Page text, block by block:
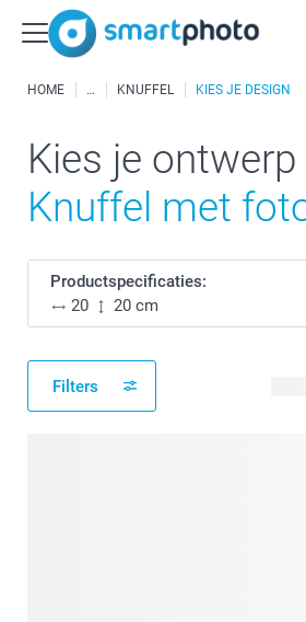
HOME KNUFFEL KIES JE DESIGN
Kies je
Knuffel met
Productspecificaties:
20
20 cm
Filters